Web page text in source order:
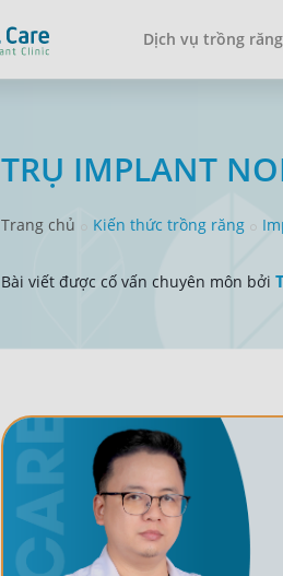
Dịch vụ trồng
TRỤ IMPLANT
Trang chủ Kiến thức trồng răng
Bài viết được cố vấn chuyên môn bởi